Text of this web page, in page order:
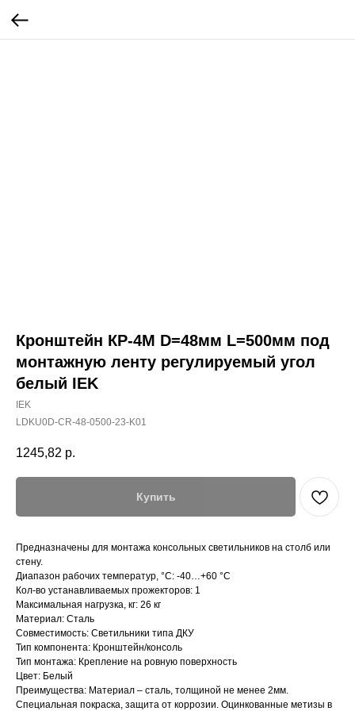
Кронштейн КР-4М D=48мм L=500мм под
монтажную ленту регулируемый угол
белый IEK
IEK
LDKU0D-CR-48-0500-23-K01
1245,82 р.
Купить
Предназначены для монтажа консольных светильников на столб или
стену.
Диапазон рабочих температур, °C: -40…+60 °C
Кол-во устанавливаемых прожекторов: 1
Максимальная нагрузка, кг: 26 кг
Материал: Сталь
Совместимость: Светильники типа ДКУ
Тип компонента: Кронштейн/консоль
Тип монтажа: Крепление на ровную поверхность
Цвет: Белый
Преимущества: Материал – сталь, толщиной не менее 2мм.
Специальная покраска, защита от коррозии. Оцинкованные метизы в